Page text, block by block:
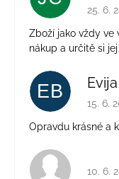
25. 6.
Zboží jako vždy ve
nákup a určitě si
EB
15. 6.
Opravdu krásné a
10. 6.